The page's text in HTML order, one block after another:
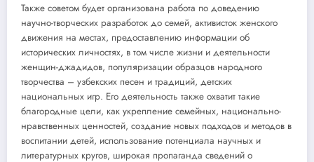
Также советом будет организована работа по доведению
научно-творческих разработок до семей, активисток женского
движения на местах, предоставлению информации об
исторических личностях, в том числе жизни и деятельности
женщин-джадидов, популяризации образцов народного
творчества – узбекских песен и традиций, детских
национальных игр. Его деятельность также охватит такие
благородные цели, как укрепление семейных, национально-
нравственных ценностей, создание новых подходов и методов в
воспитании детей, использование потенциала научных и
литературных кругов, широкая пропаганда сведений о